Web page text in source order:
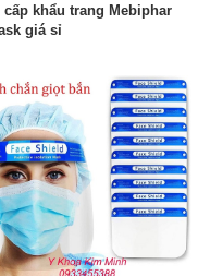
cấp khẩu trang Mebiphar
giá sỉ